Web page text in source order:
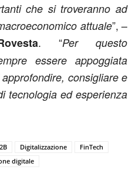
che si troveranno ad
attuale”, –
. “Per questo
essere appoggiata
consigliare e
tecnologia ed esperienza
Digitalizzazione
FinTech
digitale